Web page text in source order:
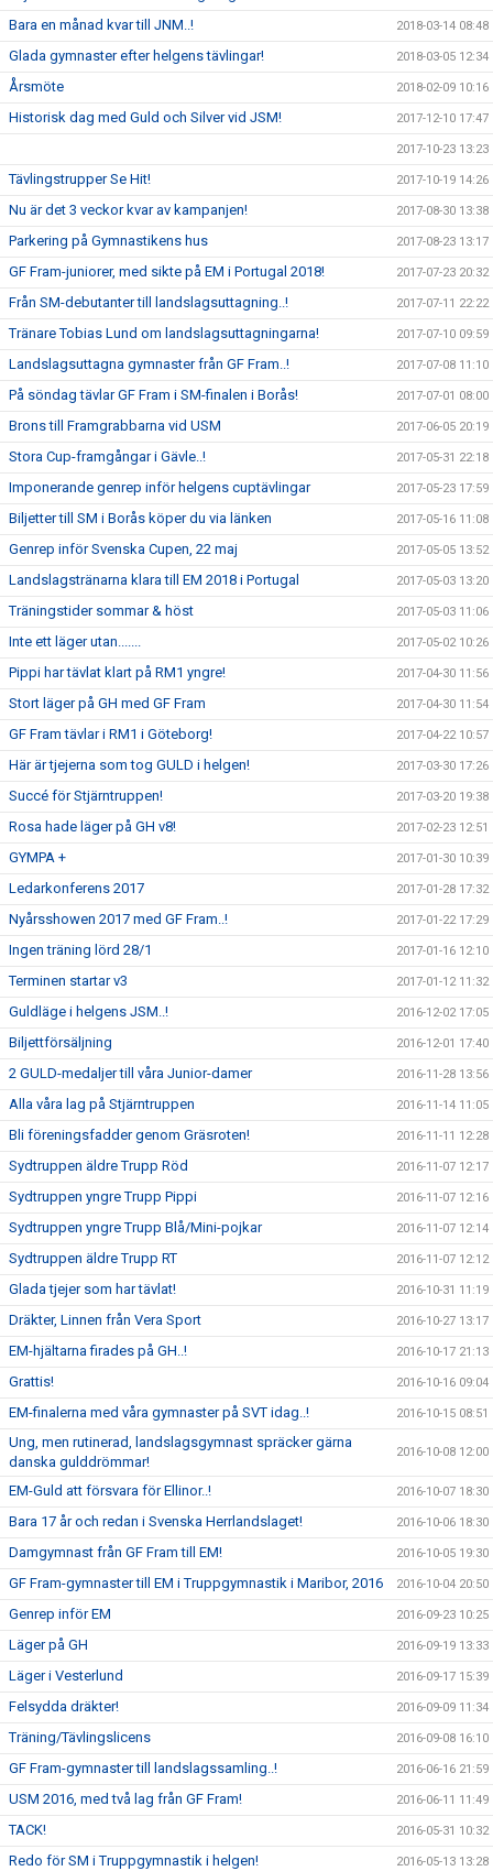
Bara en månad kvar till JNM..! 2018-03-14 08:48
Glada gymnaster efter helgens tävlingar! 2018-03-05 12:34
Årsmöte 2018-02-09 10:16
Historisk dag med Guld och Silver vid JSM! 2017-12-10 17:47
2017-10-23 13:23
Tävlingstrupper Se Hit! 2017-10-19 14:26
Nu är det 3 veckor kvar av kampanjen! 2017-08-30 13:38
Parkering på Gymnastikens hus 2017-08-23 13:17
GF Fram-juniorer, med sikte på EM i Portugal 2018! 2017-07-23 20:32
Från SM-debutanter till landslagsuttagning..! 2017-07-11 22:22
Tränare Tobias Lund om landslagsuttagningarna! 2017-07-10 09:59
Landslagsuttagna gymnaster från GF Fram..! 2017-07-08 11:10
På söndag tävlar GF Fram i SM-finalen i Borås! 2017-07-01 08:00
Brons till Framgrabbarna vid USM 2017-06-05 20:19
Stora Cup-framgångar i Gävle..! 2017-05-31 22:18
Imponerande genrep inför helgens cuptävlingar 2017-05-23 17:59
Biljetter till SM i Borås köper du via länken 2017-05-16 11:08
Genrep inför Svenska Cupen, 22 maj 2017-05-05 13:52
Landslagstränarna klara till EM 2018 i Portugal 2017-05-03 13:20
Träningstider sommar & höst 2017-05-03 11:06
Inte ett läger utan....... 2017-05-02 10:26
Pippi har tävlat klart på RM1 yngre! 2017-04-30 11:56
Stort läger på GH med GF Fram 2017-04-30 11:54
GF Fram tävlar i RM1 i Göteborg! 2017-04-22 10:57
Här är tjejerna som tog GULD i helgen! 2017-03-30 17:26
Succé för Stjärntruppen! 2017-03-20 19:38
Rosa hade läger på GH v8! 2017-02-23 12:51
GYMPA + 2017-01-30 10:39
Ledarkonferens 2017 2017-01-28 17:32
Nyårsshowen 2017 med GF Fram..! 2017-01-22 17:29
Ingen träning lörd 28/1 2017-01-16 12:10
Terminen startar v3 2017-01-12 11:32
Guldläge i helgens JSM..! 2016-12-02 17:05
Biljettförsäljning 2016-12-01 17:40
2 GULD-medaljer till våra Junior-damer 2016-11-28 13:56
Alla våra lag på Stjärntruppen 2016-11-14 11:05
Bli föreningsfadder genom Gräsroten! 2016-11-11 12:28
Sydtruppen äldre Trupp Röd 2016-11-07 12:17
Sydtruppen yngre Trupp Pippi 2016-11-07 12:16
Sydtruppen yngre Trupp Blå/Mini-pojkar 2016-11-07 12:14
Sydtruppen äldre Trupp RT 2016-11-07 12:12
Glada tjejer som har tävlat! 2016-10-31 11:19
Dräkter, Linnen från Vera Sport 2016-10-27 13:17
EM-hjältarna firades på GH..! 2016-10-17 21:13
Grattis! 2016-10-16 09:04
EM-finalerna med våra gymnaster på SVT idag..! 2016-10-15 08:51
Ung, men rutinerad, landslagsgymnast spräcker gärna
danska gulddrömmar!
2016-10-08 12:00
EM-Guld att försvara för Ellinor..! 2016-10-07 18:30
Bara 17 år och redan i Svenska Herrlandslaget! 2016-10-06 18:30
Damgymnast från GF Fram till EM! 2016-10-05 19:30
GF Fram-gymnaster till EM i Truppgymnastik i Maribor, 2016 2016-10-04 20:50
Genrep inför EM 2016-09-23 10:25
Läger på GH 2016-09-19 13:33
Läger i Vesterlund 2016-09-17 15:39
Felsydda dräkter! 2016-09-09 11:34
Träning/Tävlingslicens 2016-09-08 16:10
GF Fram-gymnaster till landslagssamling..! 2016-06-16 21:59
USM 2016, med två lag från GF Fram! 2016-06-11 11:49
TACK! 2016-05-31 10:32
Redo för SM i Truppgymnastik i helgen! 2016-05-13 13:28